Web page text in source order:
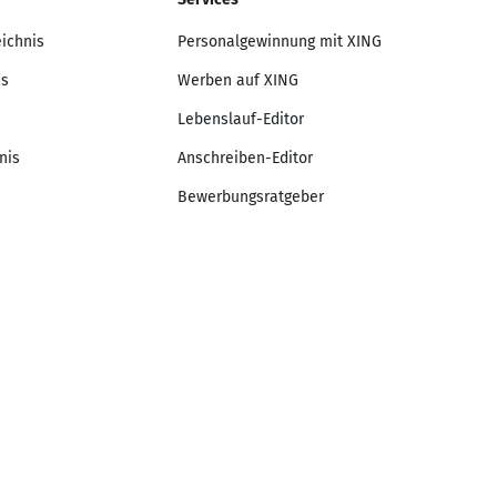
Personalgewinnung mit XING
Werben auf XING
Lebenslauf-Editor
Anschreiben-Editor
Bewerbungsratgeber